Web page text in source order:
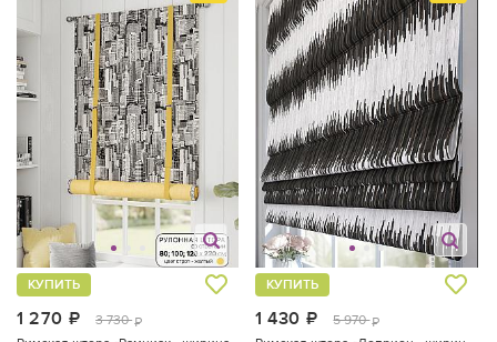
1 270 руб.
3 730 руб.
КУПИТЬ
1 430 руб.
5 970 руб.
КУПИТЬ